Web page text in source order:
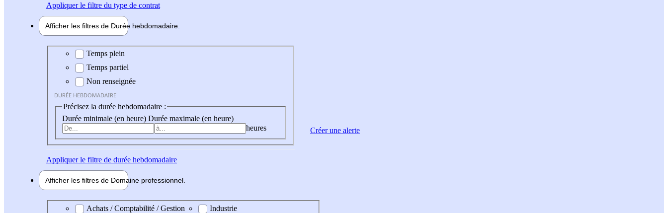
Appliquerle filtre du type de contrat
Afficher les filtres de Durée hebdomadaire
Durée hebdomadaire
Temps plein
Temps partiel
Non renseignée
DURÉE HEBDOMADAIRE
Précisez la durée hebdomadaire :
Durée minimale (en heure) Durée maximale (en heure)
heures
Appliquerle filtre de durée hebdomadaire
Afficher les filtres de Domaine professionnel
Domaine professionel
Achats / Comptabilité / Gestion
Industrie
Créer une alerte